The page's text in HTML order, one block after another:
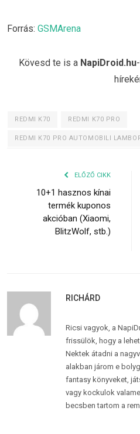
Forrás: GSMArena
Kövesd te is a NapiDroid.hu
REDMI K70 REDMI K70 PRO
REDMI K70 PRO AUTOMOBILI
ELŐZŐ CIKK
10+1 hasznos kínai
termék kuponos
akcióban (Xiaomi,
BlitzWolf, stb.)
RICHÁRD
Ricsi vagyok, a
frissülök, hogy a
Nektek átadni a
alakban járom e
fantasy könyveket,
vagy kockulok
becsben tartom a